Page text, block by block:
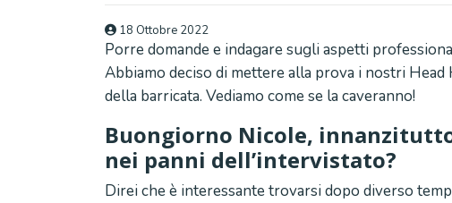
18 Ottobre 2022
Porre domande e indagare sugli aspetti
Abbiamo deciso di mettere alla prova i nostri
della barricata. Vediamo come se la caveranno!
Buongiorno Nicole,
nei panni dell’intervistato?
Direi che è interessante trovarsi dopo diverso